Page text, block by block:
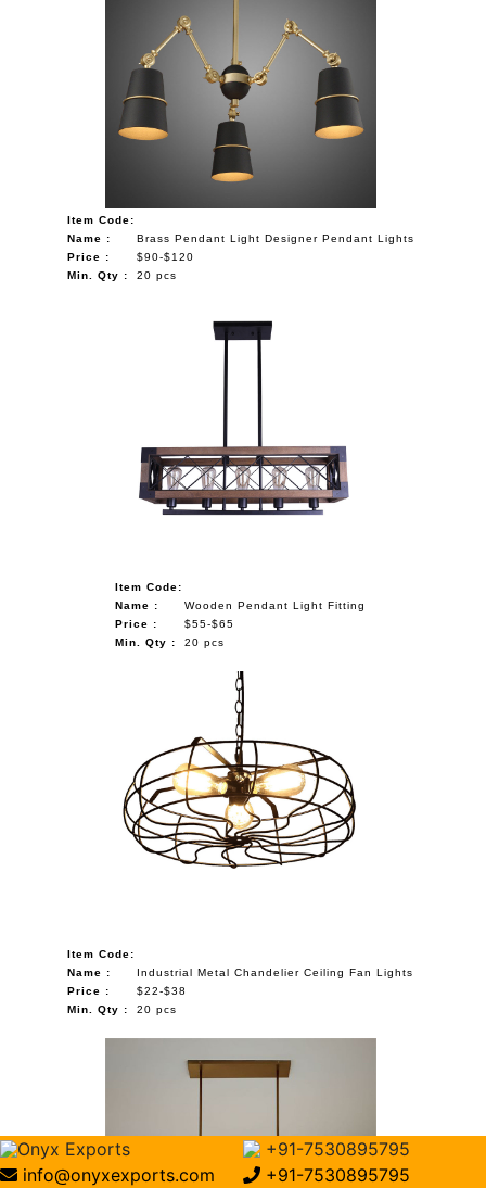
Item Code:
Name :
Brass Pendant Light Designer Pendant Lights
Price :
$90-$120
Min. Qty :
20 pcs
Item Code:
Name :
Wooden Pendant Light Fitting
Price :
$55-$65
Min. Qty :
20 pcs
Item Code:
Name :
Industrial Metal Chandelier Ceiling Fan Lights
Price :
$22-$38
Min. Qty :
20 pcs
Onyx Exports
+91-7530895795
info@onyxexports.com
+91-7530895795